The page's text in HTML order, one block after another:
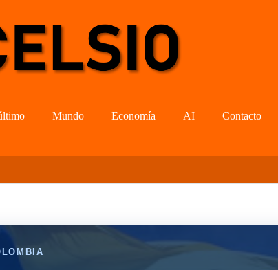
Mundo Economía AI Contacto